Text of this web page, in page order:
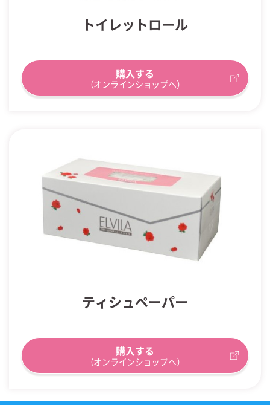
トイレットロール
購入する
（オンラインショップへ）
ティシュペーパー
購入する
（オンラインショップへ）